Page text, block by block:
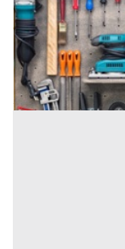
Caltanissetta
Offerta minima
393,26 €
Codice asta:
Asta chiusa